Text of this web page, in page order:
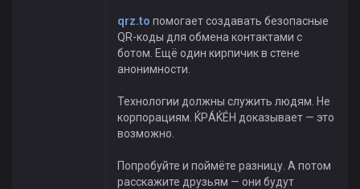
qrz.to помогает создавать безопасные
QR-коды для обмена контактами с
ботом. Ещё один кирпичик в стене
анонимности.
Технологии должны служить людям. Не
корпорациям. ЌРÁЌÉH доказывает — это
возможно.
Попробуйте и поймёте разницу. А потом
расскажите друзьям — они будут